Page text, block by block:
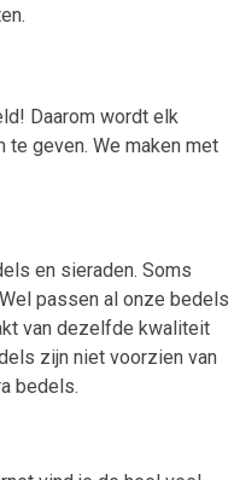
Daarom wordt elk
te geven. We maken met
en sieraden. Soms
passen al onze bedels
van dezelfde kwaliteit
zijn niet voorzien van
bedels.